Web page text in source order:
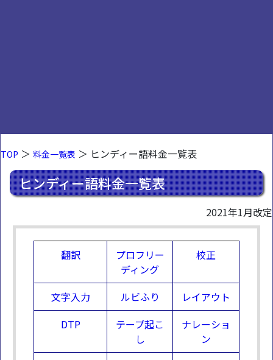
TOP ＞ 料金一覧表 ＞ ヒンディー語料金一覧表
ヒンディー語料金一覧表
2021年1月改定
翻訳
プロフリー
ディング
校正
文字入力 ルビふり
レイアウト
DTP
テープ起こ
し
ナレーショ
ン